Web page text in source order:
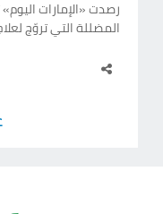
رصدت «الإمارات اليوم»
المضللة التي تروّج
الوزن، وتحسين
ظاهرة شراء الأدوية
الممارسات لا تقتصر